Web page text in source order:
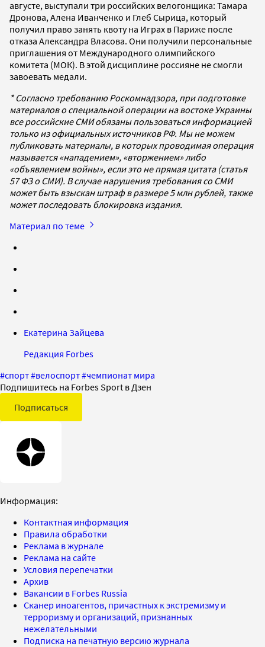
августе, выступали три российских велогонщика: Тамара
Дронова, Алена Иванченко и Глеб Сырица, который
получил право занять квоту на Играх в Париже после
отказа Александра Власова. Они получили персональные
приглашения от Международного олимпийского
комитета (МОК). В этой дисциплине россияне не смогли
завоевать медали.
* Согласно требованию Роскомнадзора, при подготовке
материалов о специальной операции на востоке Украины
все российские СМИ обязаны пользоваться информацией
только из официальных источников РФ. Мы не можем
публиковать материалы, в которых проводимая операция
называется «нападением», «вторжением» либо
«объявлением войны», если это не прямая цитата (статья
57 ФЗ о СМИ). В случае нарушения требования со СМИ
может быть взыскан штраф в размере 5 млн рублей, также
может последовать блокировка издания.
Материал по теме
Екатерина Зайцева
Редакция Forbes
#спорт#велоспорт#чемпионат мира
Подпишитесь на Forbes Sport в Дзен
Подписаться
Информация:
Контактная информация
Правила обработки
Реклама в журнале
Реклама на сайте
Условия перепечатки
Архив
Вакансии в Forbes Russia
Сканер иноагентов, причастных к экстремизму и
терроризму и организаций, признанных
нежелательными
Подписка на печатную версию журнала